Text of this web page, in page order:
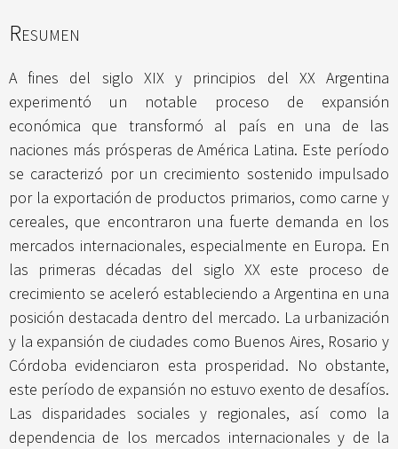
Resumen
A fines del siglo XIX y principios del XX Argentina
experimentó un notable proceso de expansión
económica que transformó al país en una de las
naciones más prósperas de América Latina. Este período
se caracterizó por un crecimiento sostenido impulsado
por la exportación de productos primarios, como carne y
cereales, que encontraron una fuerte demanda en los
mercados internacionales, especialmente en Europa. En
las primeras décadas del siglo XX este proceso de
crecimiento se aceleró estableciendo a Argentina en una
posición destacada dentro del mercado. La urbanización
y la expansión de ciudades como Buenos Aires, Rosario y
Córdoba evidenciaron esta prosperidad. No obstante,
este período de expansión no estuvo exento de desafíos.
Las disparidades sociales y regionales, así como la
dependencia de los mercados internacionales y de la